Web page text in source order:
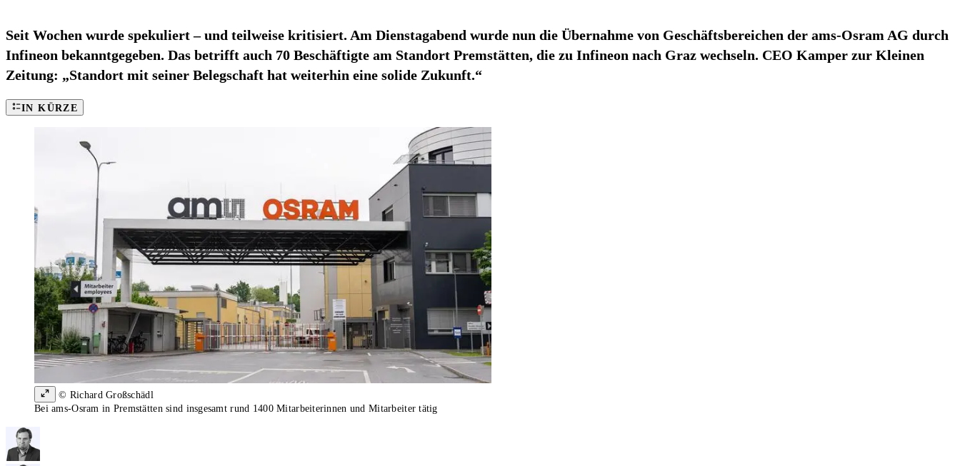
Seit Wochen wurde spekuliert – und teilweise kritisiert. Am Dienstagabend wurde nun die Übernahme von Geschäftsbereichen der ams-Osram AG durch
Infineon bekanntgegeben. Das betrifft auch 70 Beschäftigte am Standort Premstätten, die zu Infineon nach Graz wechseln. CEO Kamper zur Kleinen
Zeitung: „Standort mit seiner Belegschaft hat weiterhin eine solide Zukunft.“
IN KÜRZE
© Richard Großschädl
Bei ams-Osram in Premstätten sind insgesamt rund 1400 Mitarbeiterinnen und Mitarbeiter tätig